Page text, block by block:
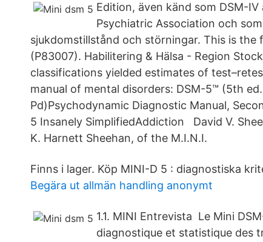
Edition, även känd som DSM-
Psychiatric Association och
sjukdomstillstånd och störningar. This is
(P83007). Habilitering & Hälsa - Region
classifications yielded estimates of
manual of mental disorders: DSM-5™ (5th
Pd)Psychodynamic Diagnostic Manual,
5 Insanely SimplifiedAddiction David V.
K. Harnett Sheehan, of the M.I.N.I.
Finns i lager. Köp MINI-D 5 : diagnostiska
Begära ut allmän handling anonymt
1.1. MINI Entrevista Le Mini
diagnostique et statistique des